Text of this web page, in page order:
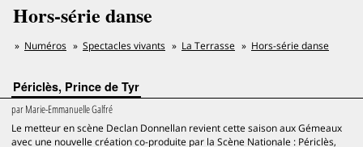
Hors-série danse
Numéros Spectacles vivants La Terrasse Hors-série danse
Périclès, Prince de Tyr
parMarie-Emmanuelle Galfré
Le metteur en scène Declan Donnellan revient cette saison aux Gémeaux
avec une nouvelle création co-produite par la Scène Nationale : Périclès,